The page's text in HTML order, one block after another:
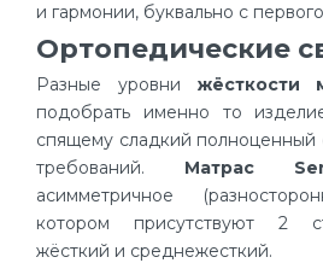
и гармонии, буквально с
Ортопедические
Разные уровни жёсткости
подобрать именно то
спящему сладкий полноценный
требований. Матрас
асимметричное
котором присутствуют 2
жёсткий и среднежесткий.